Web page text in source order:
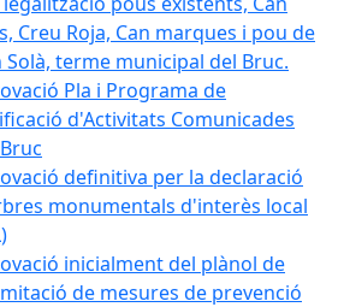
Creu Roja, Can marques i pou de
Solà, terme municipal del Bruc.
Pla i Programa de
d'Activitats Comunicades
definitiva per la declaració
monumentals d'interès local
inicialment del plànol de
de mesures de prevenció